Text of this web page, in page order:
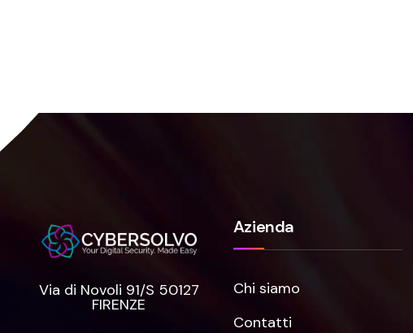
Via di Novoli 91/S 50127
FIRENZE
Azienda
Chi siamo
Contatti